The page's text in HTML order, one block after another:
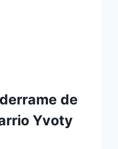
de
Yvoty